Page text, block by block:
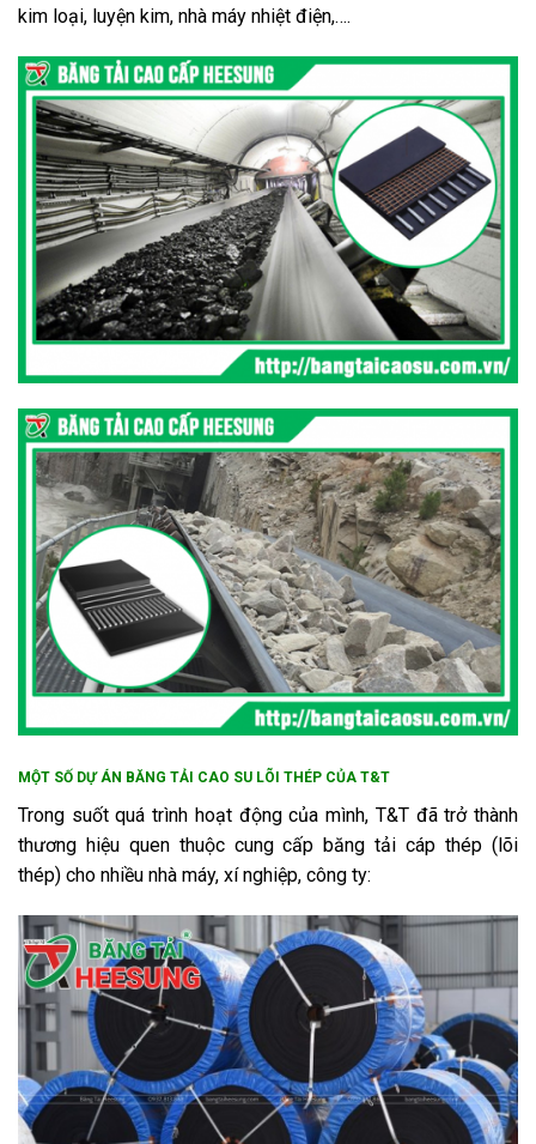
kim loại, luyện kim, nhà máy nhiệt điện,….
MỘT SỐ DỰ ÁN BĂNG TẢI CAO SU LÕI THÉP CỦA T&T
Trong suốt quá trình hoạt động của mình, T&T đã trở thành
thương hiệu quen thuộc cung cấp băng tải cáp thép (lõi
thép) cho nhiều nhà máy, xí nghiệp, công ty: